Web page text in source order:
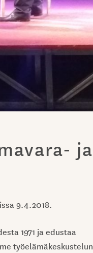
ja
9.4.2018.
1971 ja edustaa
työelämäkeskustelun